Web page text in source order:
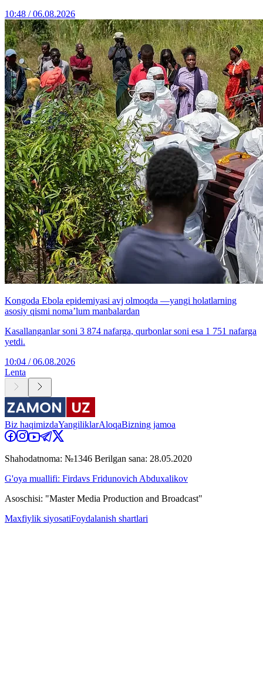
10:48 / 06.08.2026
Kongoda Ebola epidemiyasi avj olmoqda —yangi holatlarning
asosiy qismi noma’lum manbalardan
Kasallanganlar soni 3 874 nafarga, qurbonlar soni esa 1 751 nafarga
yetdi.
10:04 / 06.08.2026
Lenta
Biz haqimizdaYangiliklarAloqaBizning jamoa
Shahodatnoma: №1346 Berilgan sana: 28.05.2020
G'oya muallifi: Firdavs Fridunovich Abduxalikov
Asoschisi: "Master Media Production and Broadcast"
Maxfiylik siyosatiFoydalanish shartlari